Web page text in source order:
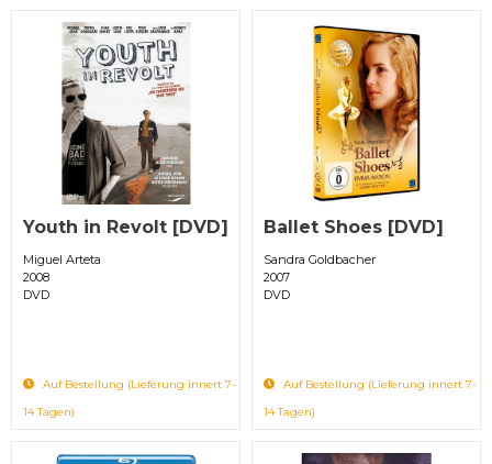
Youth in Revolt [DVD]
Miguel Arteta
2008
DVD
Auf Bestellung (Lieferung innert 7-
14 Tagen)
Ballet Shoes [DVD]
Sandra Goldbacher
2007
DVD
Auf Bestellung (Lieferung innert 7-
14 Tagen)